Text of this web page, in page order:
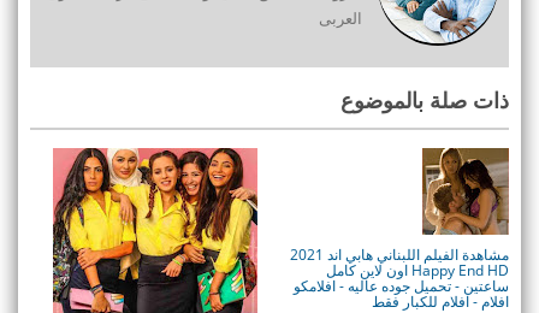
العربى
ذات صلة بالموضوع
مشاهدة الفيلم اللبناني هابي اند 2021
Happy End HD اون لاين كامل
ساعتين - تحميل جوده عاليه - افلامكو
افلام - افلام للكبار فقط